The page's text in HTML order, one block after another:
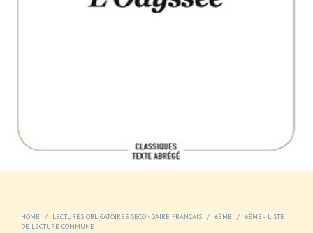
HOME / LECTURES OBLIGATOIRES SECONDAIRE FRANÇAIS / 6ÈME / 6ÈME - LISTE
DE LECTURE COMMUNE